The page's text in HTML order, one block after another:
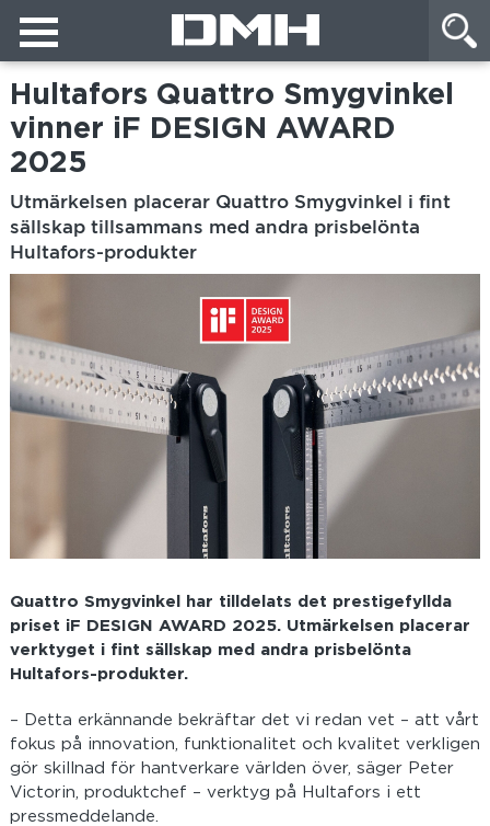
Hultafors Quattro Smygvinkel
vinner iF DESIGN AWARD
2025
Utmärkelsen placerar Quattro Smygvinkel i fint
sällskap tillsammans med andra prisbelönta
Hultafors-produkter
Quattro Smygvinkel har tilldelats det prestigefyllda
priset iF DESIGN AWARD 2025. Utmärkelsen placerar
verktyget i fint sällskap med andra prisbelönta
Hultafors-produkter.
– Detta erkännande bekräftar det vi redan vet – att vårt
fokus på innovation, funktionalitet och kvalitet verkligen
gör skillnad för hantverkare världen över, säger Peter
Victorin, produktchef – verktyg på Hultafors i ett
pressmeddelande.